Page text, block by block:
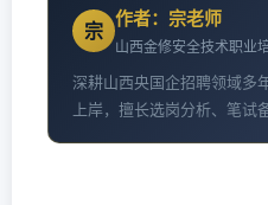
宗
作者：宗老师
山西金修安全技术职业
深耕山西央国企招聘领域多
上岸，擅长选岗分析、笔试